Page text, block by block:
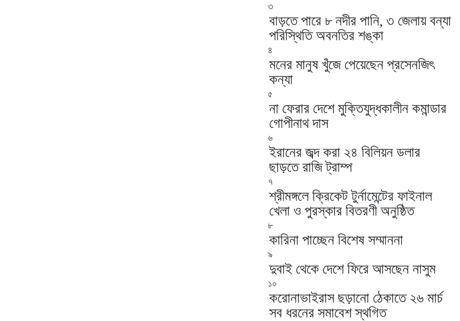
৩
বাড়তে পারে ৮ নদীর পানি, ৩ জেলায় বন্যা
পরিস্থিতি অবনতির শঙ্কা
৪
মনের মানুষ খুঁজে পেয়েছেন প্রসেনজিৎ
কন্যা
৫
না ফেরার দেশে মুক্তিযুদ্ধকালীন কমান্ডার
গোপীনাথ দাস
৬
ইরানের জব্দ করা ২৪ বিলিয়ন ডলার
ছাড়তে রাজি ট্রাম্প
৭
শ্রীমঙ্গলে ক্রিকেট টুর্নামেন্টের ফাইনাল
খেলা ও পুরস্কার বিতরণী অনুষ্ঠিত
৮
কারিনা পাচ্ছেন বিশেষ সম্মাননা
৯
দুবাই থেকে দেশে ফিরে আসছেন নাসুম
১০
করোনাভাইরাস ছড়ানো ঠেকাতে ২৬ মার্চ
সব ধরনের সমাবেশ স্থগিত